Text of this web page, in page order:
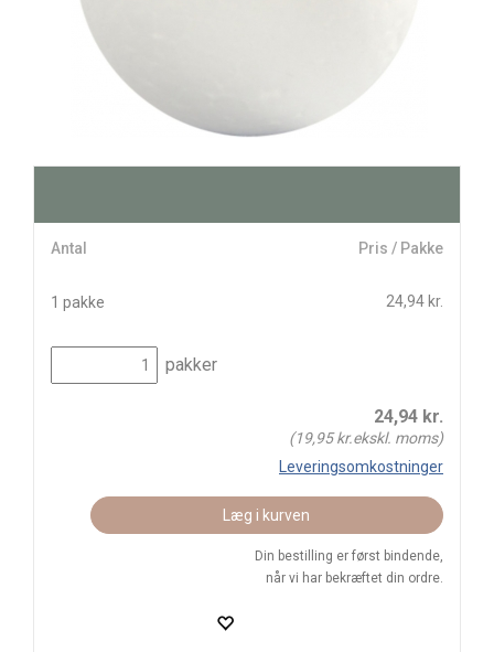
Antal Pris / Pakke
1 pakke 24,94 kr.
pakker
24,94 kr.
(19,95kr.ekskl. moms)
Leveringsomkostninger
Læg i kurven
Din bestilling er først bindende,
når vi har bekræftet din ordre.